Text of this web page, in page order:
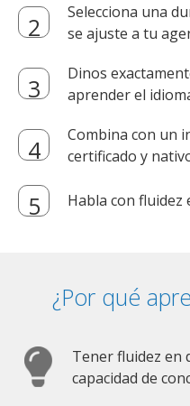
Selecciona una
se ajuste a tu
Dinos
aprender el
Combina con un
certificado y
Habla con fluidez
¿Por qué
Tener fluidez en
capacidad de